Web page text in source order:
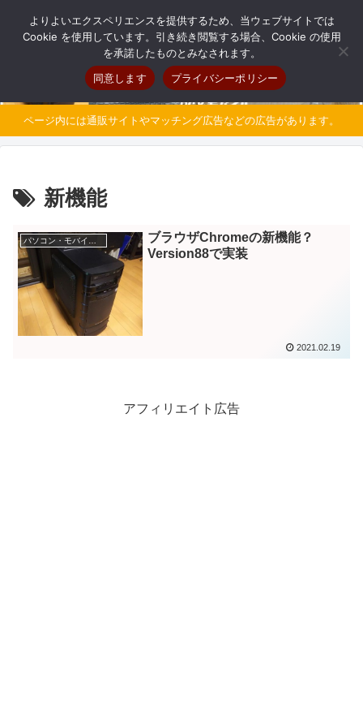
自分だけのオリジナルパソコンを持とう
ページ内には通販サイトやマッチング広告などの広告があります。
新機能
ブラウザChromeの新機能？
Version88で実装
2021.02.19
アフィリエイト広告
よりよいエクスペリエンスを提供するため、当ウェブサイトでは
Cookie を使用しています。引き続き閲覧する場合、Cookie の使用
を承諾したものとみなされます。
同意します
プライバシーポリシー